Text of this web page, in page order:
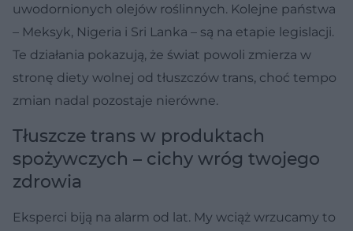
uwodornionych olejów roślinnych. Kolejne państwa
– Meksyk, Nigeria i Sri Lanka – są na etapie legislacji.
Te działania pokazują, że świat powoli zmierza w
stronę diety wolnej od tłuszczów trans, choć tempo
zmian nadal pozostaje nierówne.
Tłuszcze trans w produktach
spożywczych – cichy wróg twojego
zdrowia
Eksperci biją na alarm od lat. My wciąż wrzucamy to